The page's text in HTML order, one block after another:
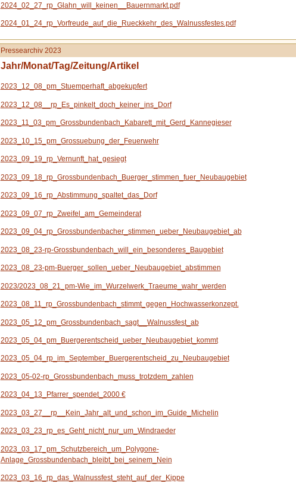
2024_02_27_rp_Glahn_will_keinen__Bauernmarkt.pdf
2024_01_24_rp_Vorfreude_auf_die_Rueckkehr_des_Walnussfestes.pdf
Pressearchiv 2023
Jahr/Monat/Tag/Zeitung/Artikel
2023_12_08_pm_Stuemperhaft_abgekupfert
2023_12_08__rp_Es_pinkelt_doch_keiner_ins_Dorf
2023_11_03_pm_Grossbundenbach_Kabarett_mit_Gerd_Kannegieser
2023_10_15_pm_Grossuebung_der_Feuerwehr
2023_09_19_rp_Vernunft_hat_gesiegt
2023_09_18_rp_Grossbundenbach_Buerger_stimmen_fuer_Neubaugebiet
2023_09_16_rp_Abstimmung_spaltet_das_Dorf
2023_09_07_rp_Zweifel_am_Gemeinderat
2023_09_04_rp_Grossbundenbacher_stimmen_ueber_Neubaugebiet_ab
2023_08_23-rp-Grossbundenbach_will_ein_besonderes_Baugebiet
2023_08_23-pm-Buerger_sollen_ueber_Neubaugebiet_abstimmen
2023/2023_08_21_pm-Wie_im_Wurzelwerk_Traeume_wahr_werden
2023_08_11_rp_Grossbundenbach_stimmt_gegen_Hochwasserkonzept.
2023_05_12_pm_Grossbundenbach_sagt__Walnussfest_ab
2023_05_04_pm_Buergerentscheid_ueber_Neubaugebiet_kommt
2023_05_04_rp_im_September_Buergerentscheid_zu_Neubaugebiet
2023_05-02-rp_Grossbundenbach_muss_trotzdem_zahlen
2023_04_13_Pfarrer_spendet_2000 €
2023_03_27__rp__Kein_Jahr_alt_und_schon_im_Guide_Michelin
2023_03_23_rp_es_Geht_nicht_nur_um_Windraeder
2023_03_17_pm_Schutzbereich_um_Polygone-
Anlage_Grossbundenbach_bleibt_bei_seinem_Nein
2023_03_16_rp_das_Walnussfest_steht_auf_der_Kippe